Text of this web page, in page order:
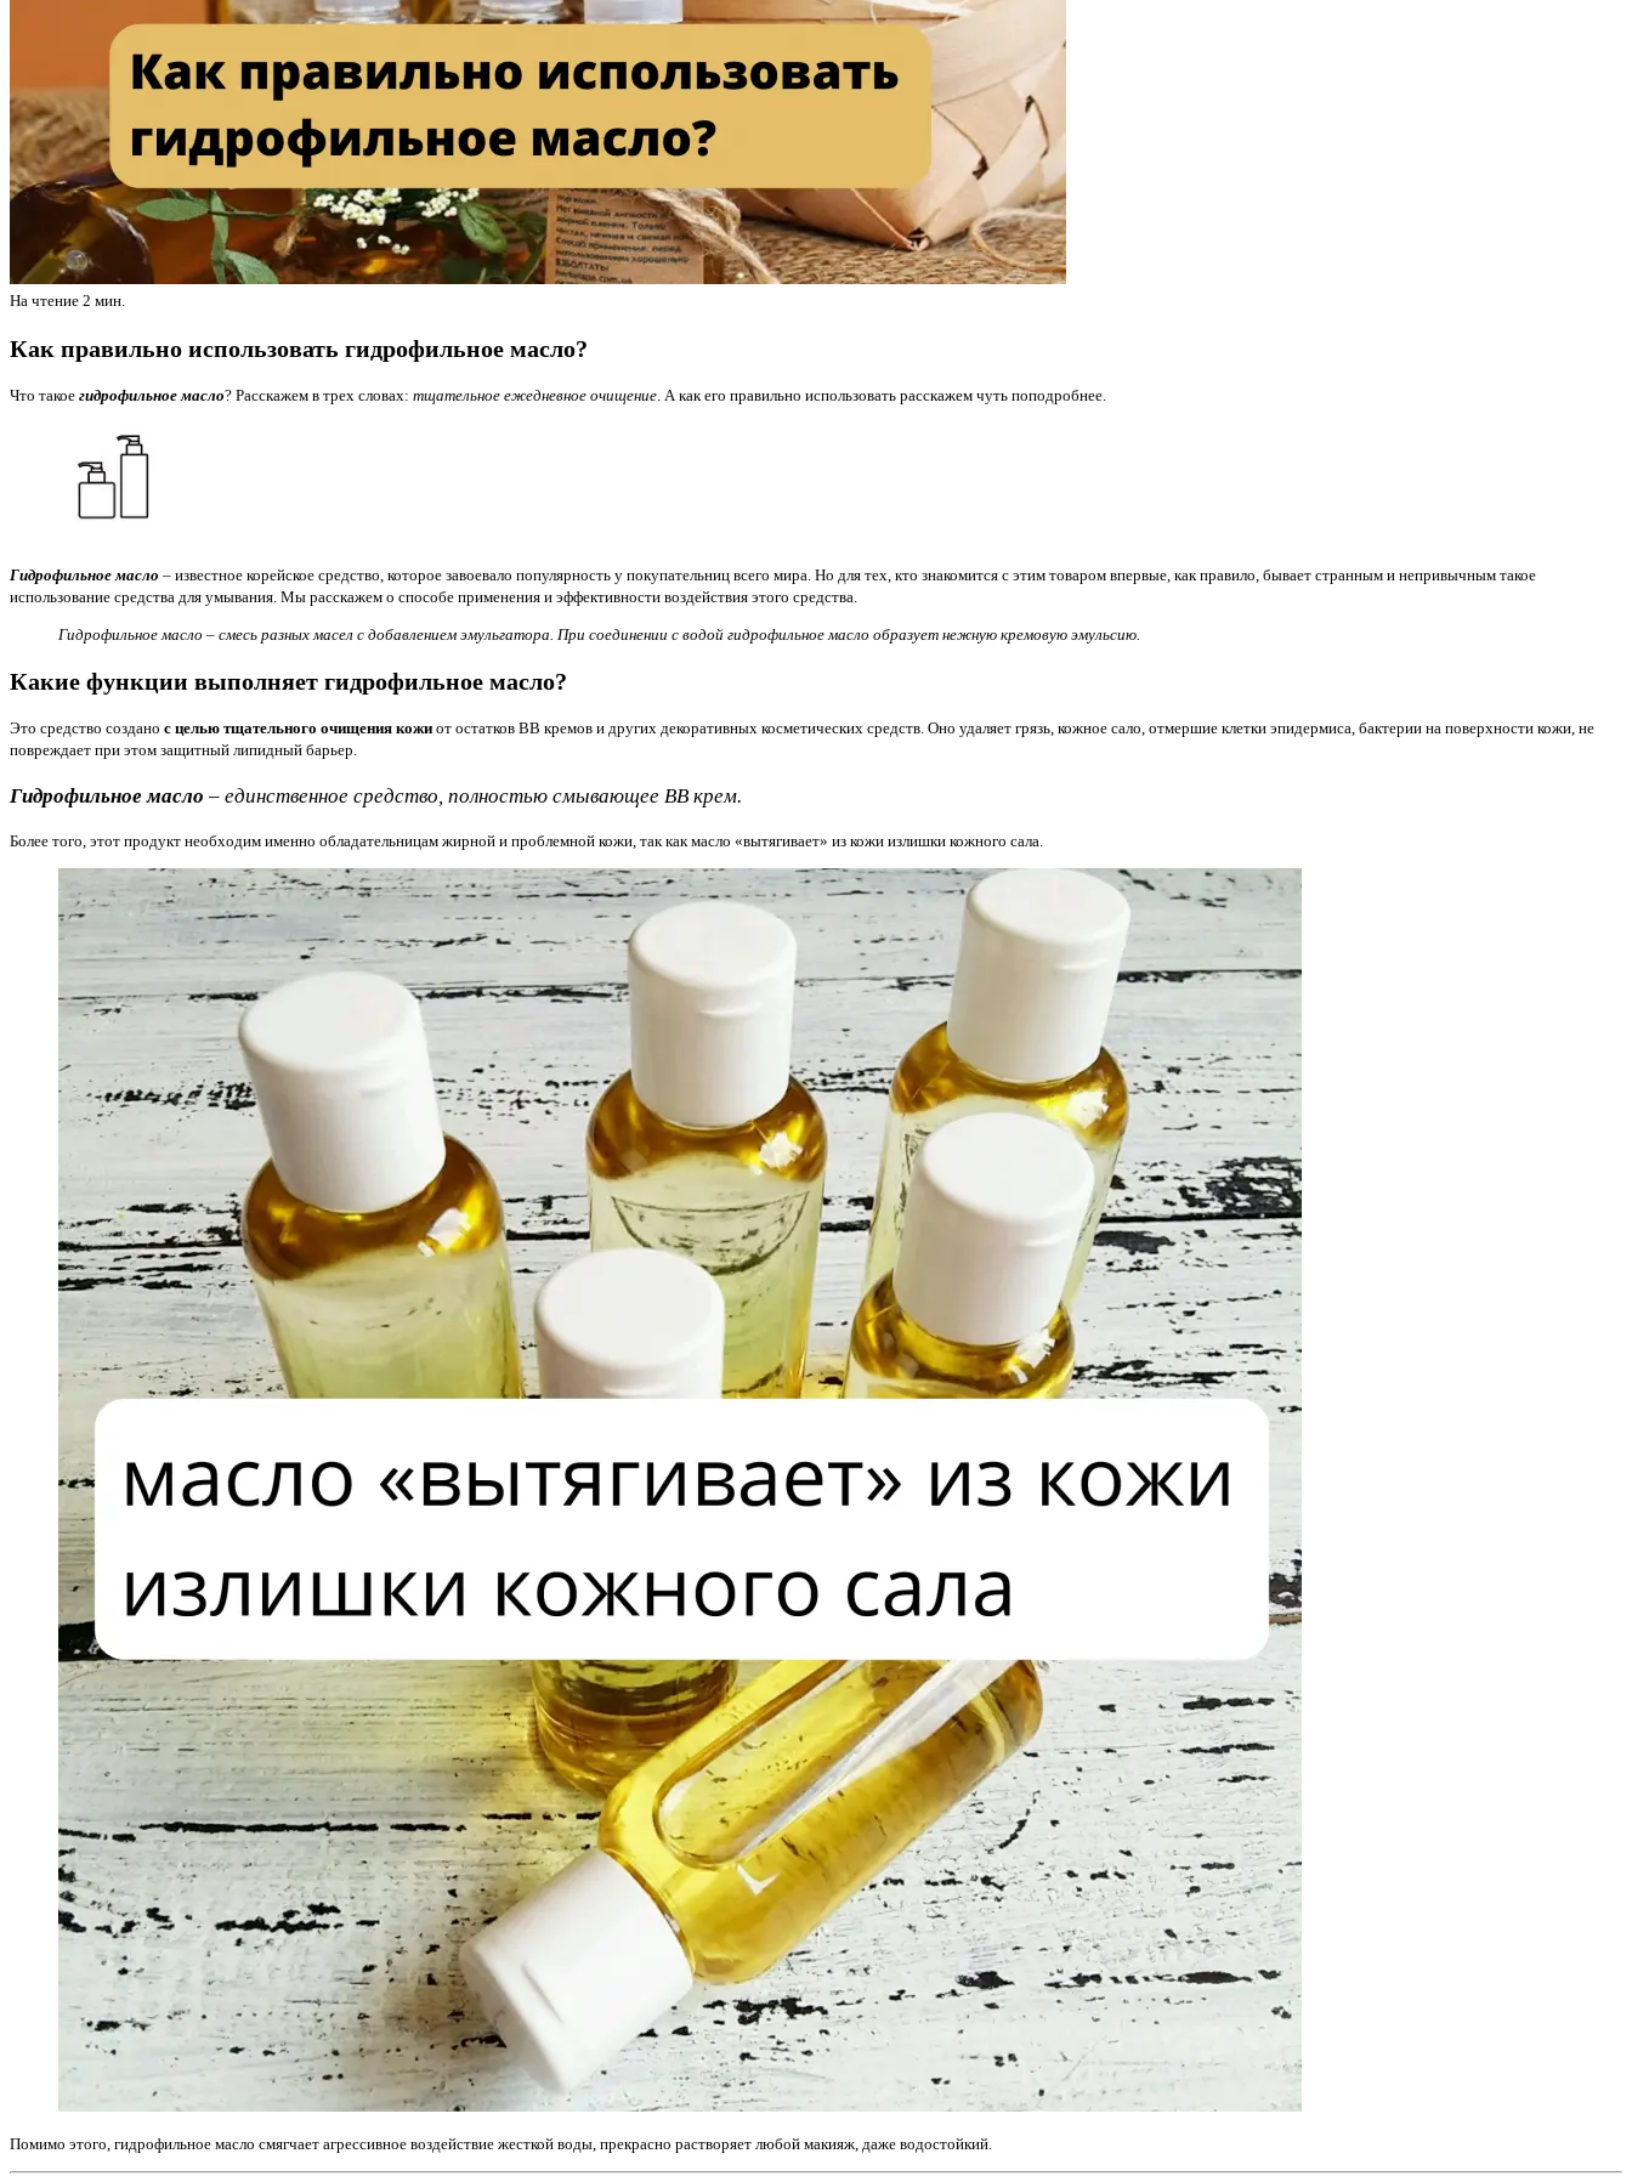
На чтение 2 мин.
Как правильно использовать гидрофильное масло?
Что такое гидрофильное масло? Расскажем в трех словах: тщательное ежедневное очищение . А как его правильно использовать​ расскажем чуть поподробнее.
Гидрофильное масло – известное корейское средство, которое завоевало популярность у покупательниц всего мира. Но для тех, кто знакомится с этим товаром впервые, как правило, бывает странным и непривычным такое
использование средства для умывания. Мы расскажем о способе применения и эффективности воздействия этого средства.
Гидрофильное масло – смесь разных масел с добавлением эмульгатора. При соединении с водой гидрофильное масло образует нежную кремовую эмульсию.
Какие функции выполняет гидрофильное масло?
Это средство создано с целью тщательного очищения кожи от остатков ВВ кремов и других декоративных косметических средств. Оно удаляет грязь, кожное сало, отмершие клетки эпидермиса, бактерии на поверхности кожи, не
повреждает при этом защитный липидный барьер.
Гидрофильное масло – единственное средство, полностью смывающее BB крем.
Более того, этот продукт необходим именно обладательницам жирной и проблемной кожи, так как масло «вытягивает» из кожи излишки кожного сала.
Помимо этого, гидрофильное масло смягчает агрессивное воздействие жесткой воды, прекрасно растворяет любой макияж, даже водостойкий.